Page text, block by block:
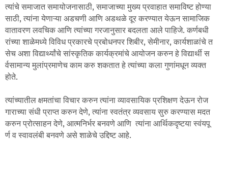
त्यांचे समाजात समायोजनासाठी, समाजाच्या मुख्य प्रवाहात समाविष्ट होण्या
साठी, त्यांना येणाऱ्या अडचणी आणि अडथळे दूर करण्यात येऊन सामाजिक
वातावरण लवचिक आणि त्यांच्या गरजानुसार बदलता आले पाहिजे. कर्णबधी
रांच्या शाळेमध्ये वि‍विध प्रकारचे प्रबोधनपर शिबीर, सेमीनार, कार्यशाळांचे त
सेच अशा विद्यार्थ्यांचे सांस्कृतिक कार्यक्रमांचे आयोजन करुन हे विद्यार्थी स
र्वसामान्य मुलांप्रमाणेच काम करु शकतात हे त्यांच्या कला गुणांमधून व्यक्त
होते.
त्यांच्यातील क्षमतांचा विचार करुन त्यांना व्यावसायिक प्रशिक्षण देऊन रोज
गाराच्या संधी प्राप्त करुन देणे, त्यांना स्वतंत्र व्यवसाय सुरु करण्यास मदत
करुन प्रोत्साहन देणे, आत्मनिर्भर बनवणे आणि त्यांना आर्थिकदृष्टया स्वंयपू
र्ण व स्वावलंबी बनवणे असे शाळेचे उद्दिष्ट आहे.